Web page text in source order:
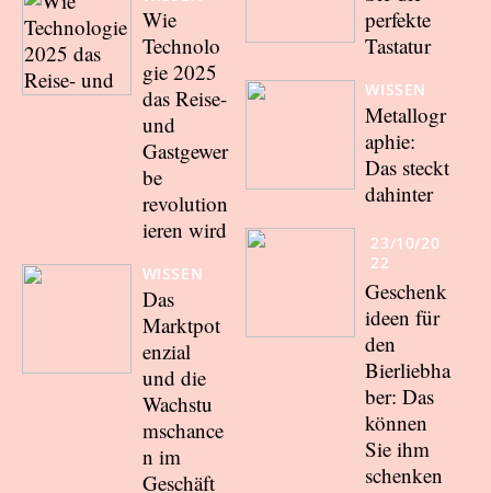
Wie
Technolo
gie 2025
das Reise-
und
Gastgewer
be
revolution
ieren wird
WISSEN
Das
Marktpot
enzial
und die
Wachstu
mschance
n im
Geschäft
perfekte
Tastatur
WISSEN
Metallogr
aphie:
Das steckt
dahinter
23/10/20
22
Geschenk
ideen für
den
Bierliebha
ber: Das
können
Sie ihm
schenken